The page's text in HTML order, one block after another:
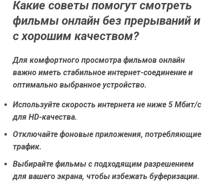
Какие советы помогут смотреть
фильмы онлайн без прерываний и
с хорошим качеством?
Для комфортного просмотра фильмов онлайн
важно иметь стабильное интернет-соединение и
оптимально выбранное устройство.
Используйте скорость интернета не ниже 5 Мбит/с
для HD-качества.
Отключайте фоновые приложения, потребляющие
трафик.
Выбирайте фильмы с подходящим разрешением
для вашего экрана, чтобы избежать буферизации.